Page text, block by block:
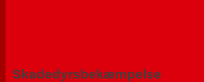
Skadedyrsbekæmpelse